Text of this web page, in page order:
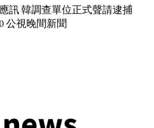
訊 韓調查單位正式聲請逮捕
公視晚間新聞